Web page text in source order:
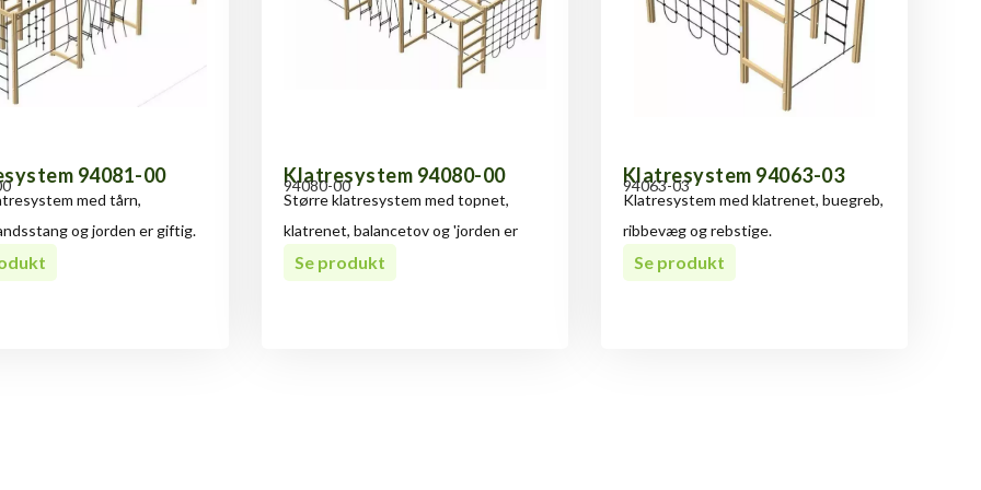
94081-00
med tårn,
og jorden er giftig.
topnet
Klatresystem 94080-00
94080-00
Større klatresystem med topnet,
klatrenet, balancetov og 'jorden er
giftig'.
Se produkt
Klatresystem 94063-03
94063-03
Klatresystem med klatrenet, buegreb,
ribbevæg og rebstige.
Se produkt